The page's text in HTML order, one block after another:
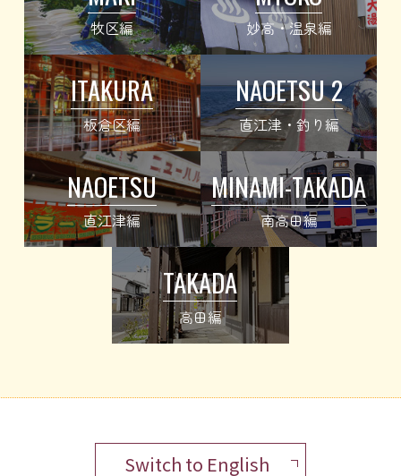
牧区編 妙高・温泉編
ITAKURA
板倉区編
NAOETSU 2
直江津・釣り編
NAOETSU
直江津編
MINAMI-TAKADA
南高田編
TAKADA
高田編
Switch to English